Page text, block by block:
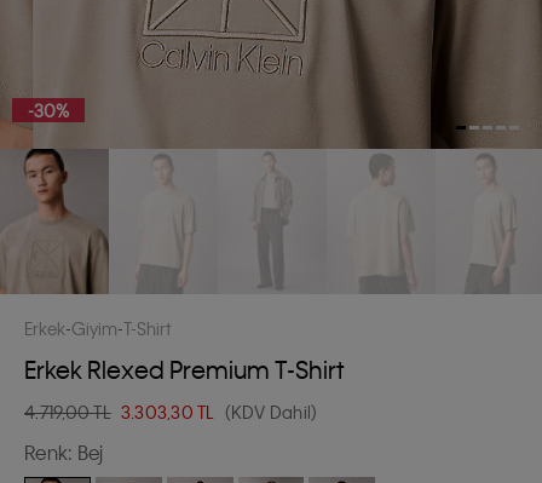
-30%
Erkek Giyim T-Shirt
Erkek Rlexed Premium T-Shirt
4.719,00 TL 3.303,30 TL (KDV Dahil)
Renk: Bej